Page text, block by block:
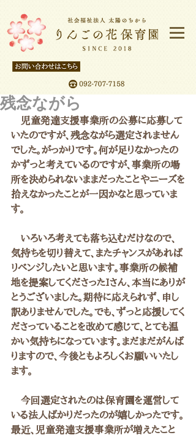
残念ながら
児童発達支援事業所の公募に応募して
いたのですが、残念ながら選定されません
でした。がっかりです。何が足りなかったの
かずっと考えているのですが、事業所の場
所を決められないままだったことやニーズを
拾えなかったことが一因かなと思っていま
す。
いろいろ考えても落ち込むだけなので、
気持ちを切り替えて、またチャンスがあれば
リベンジしたいと思います。事業所の候補
地を提案してくださったIさん、本当にありが
とうございました。期待に応えられず、申し
訳ありませんでした。でも、ずっと応援してく
ださっていることを改めて感じて、とても温
かい気持ちになっています。まだまだがんば
りますので、今後ともよろしくお願いいたし
ます。
今回選定されたのは保育園を運営して
いる法人ばかりだったのが嬉しかったです。
最近、児童発達支援事業所が増えたこと